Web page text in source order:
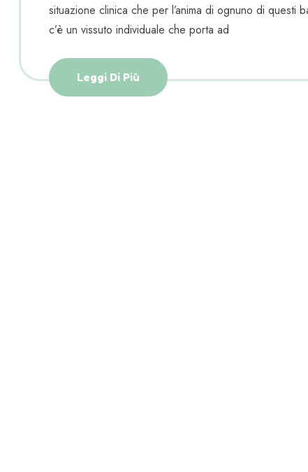
situazione clinica che per l’anima di ognuno di questi
c’è un vissuto individuale che porta ad
Leggi Di Più